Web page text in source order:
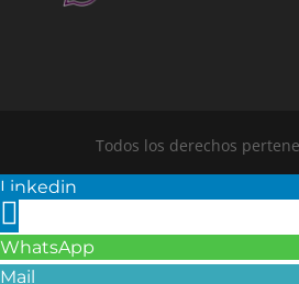
Todos los derechos
Linkedin
WhatsApp
Mail